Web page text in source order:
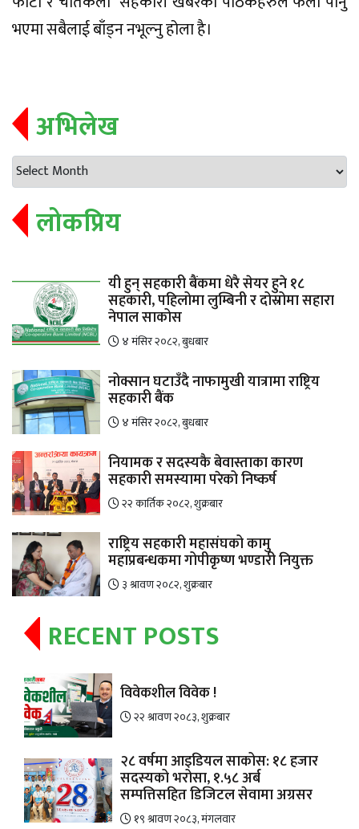
भएमा सबैलाई बाँड्न नभूल्नु होला है।
अभिलेख
लोकप्रिय
यी हुन् सहकारी बैंकमा धेरै सेयर हुने १८
सहकारी, पहिलोमा लुम्बिनी र दोस्रोमा सहारा
नेपाल साकोस
४ मंसिर २०८२, बुधबार
नोक्सान घटाउँदै नाफामुखी यात्रामा राष्ट्रिय
सहकारी बैंक
४ मंसिर २०८२, बुधबार
नियामक र सदस्यकै बेवास्ताका कारण
सहकारी समस्यामा परेको निष्कर्ष
२२ कार्तिक २०८२, शुक्रबार
राष्ट्रिय सहकारी महासंघको कामु
महाप्रबन्धकमा गोपीकृष्ण भण्डारी नियुक्त
३ श्रावण २०८२, शुक्रबार
RECENT POSTS
विवेकशील विवेक !
२२ श्रावण २०८३, शुक्रबार
२८ वर्षमा आइडियल साकोस: १८ हजार
सदस्यको भरोसा, १.५८ अर्ब
सम्पत्तिसहित डिजिटल सेवामा अग्रसर
१९ श्रावण २०८३, मंगलवार